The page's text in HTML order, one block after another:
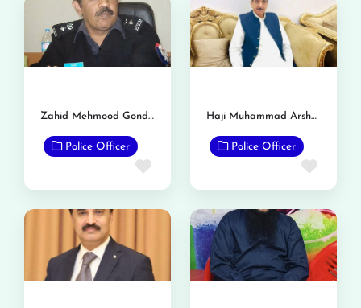
Zahid Mehmood Gondal Shaheed
Police Officer
Favorite
Haji Muhammad Arshad Maken
Police Officer